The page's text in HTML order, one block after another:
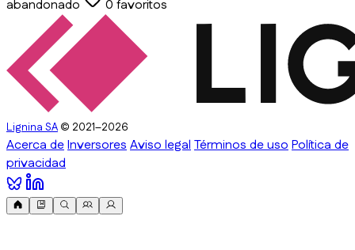
abandonado 0 favoritos
Lignina SA © 2021–2026
Acerca deInversoresAviso legalTérminos de usoPolítica de
privacidad